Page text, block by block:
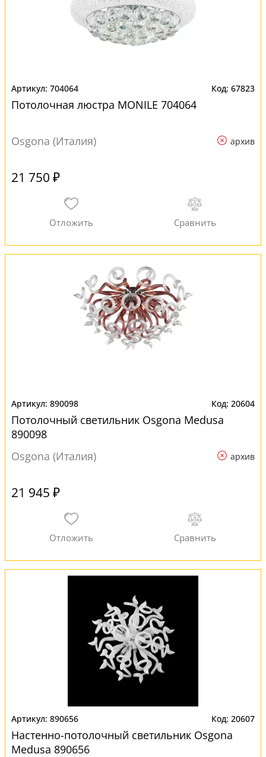
704064 67823
Потолочная люстра MONILE 704064
Osgona (Италия) архив
21 750 ₽
890098 20604
Потолочный светильник Osgona Medusa
890098
Osgona (Италия)
архив
21 945 ₽
890656 20607
Настенно-потолочный светильник Osgona
Medusa 890656